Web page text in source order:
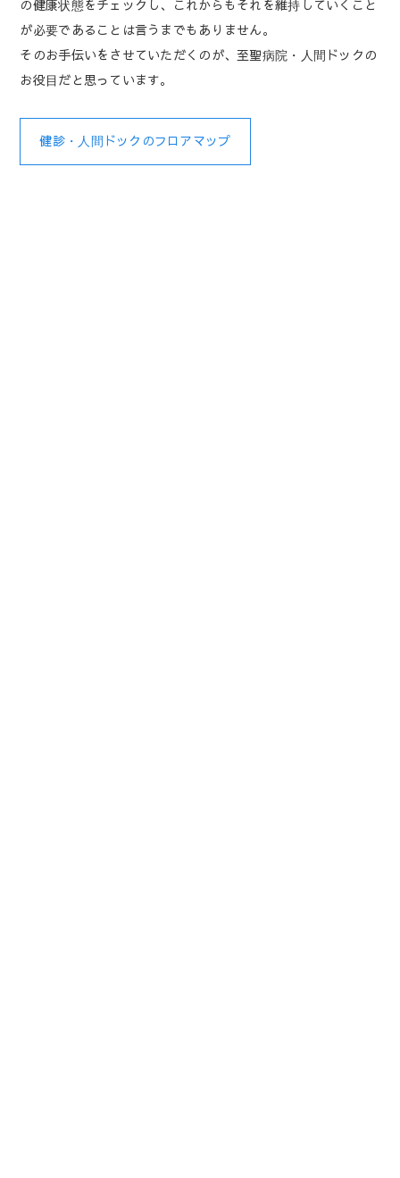
の健康状態をチェックし、これからもそれを維持していくこと
が必要であることは言うまでもありません。
そのお手伝いをさせていただくのが、至聖病院・人間ドックの
お役目だと思っています。
健診・人間ドックのフロアマップ